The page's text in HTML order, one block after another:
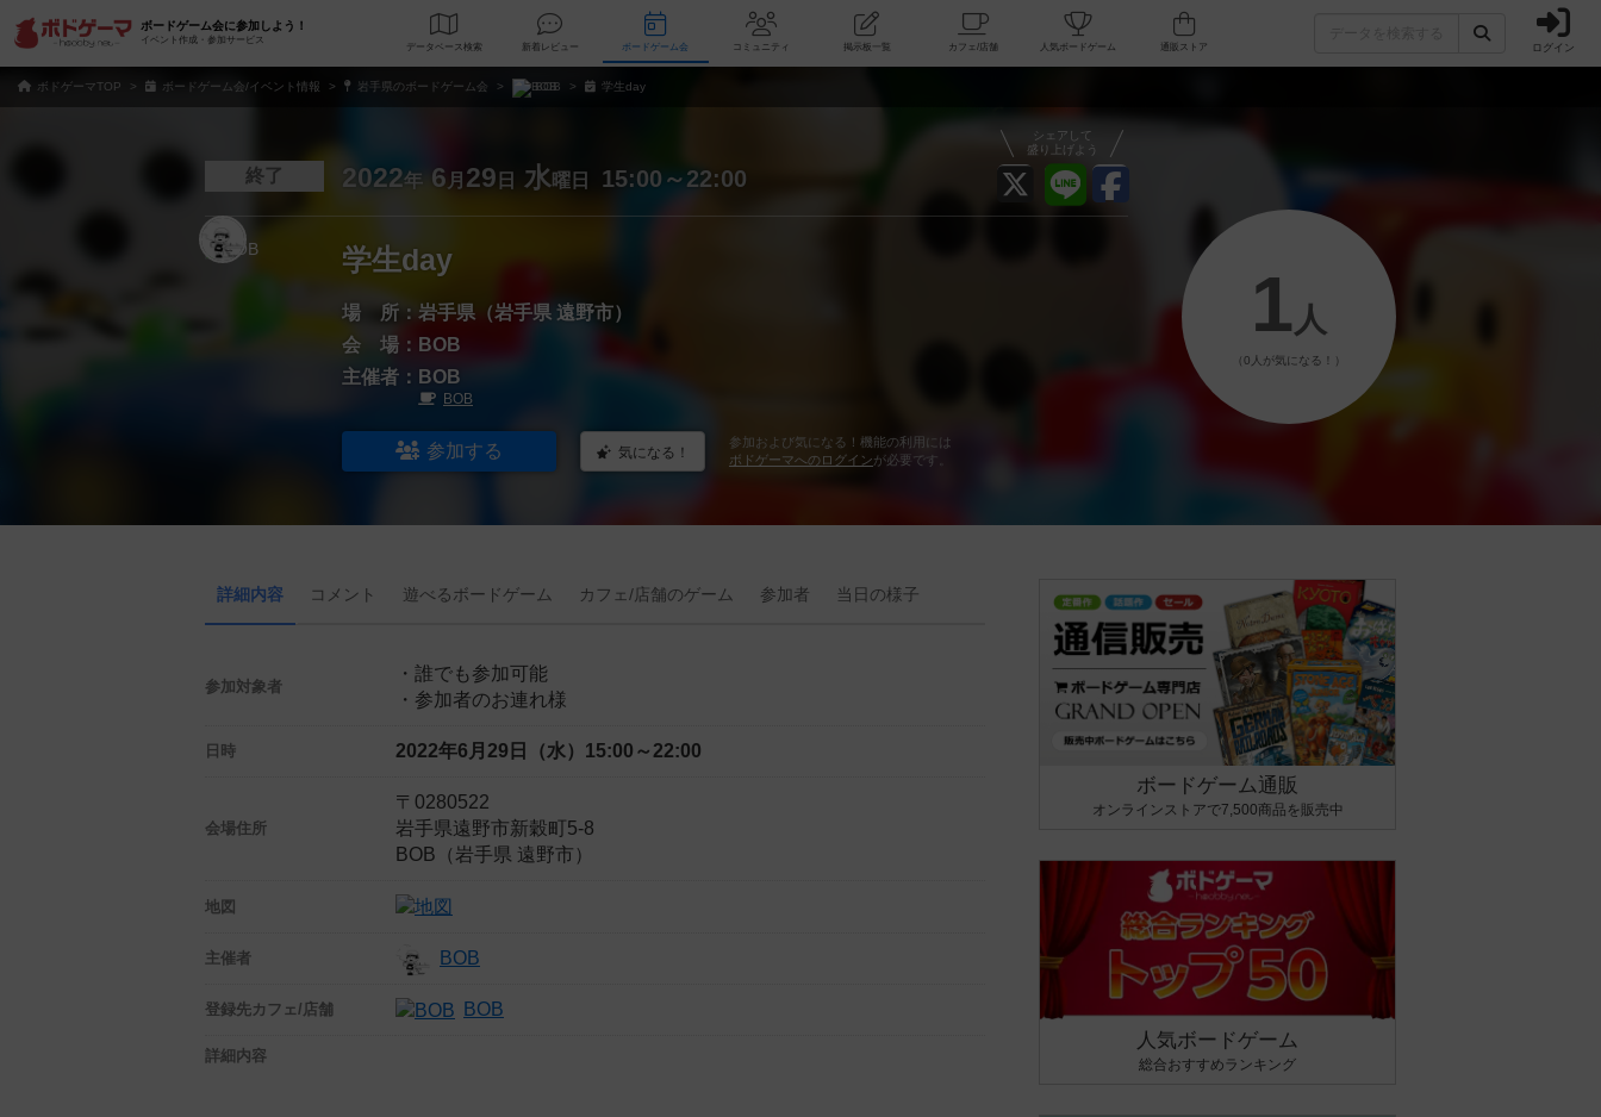
ボードゲーム会に参加しよう！
イベント作成・参加サービス
データベース 検索 新着レビュー ボードゲーム会 コミュニティ 掲示板一覧 カフェ/店舗 人気ボードゲーム ログイン
ボドゲーマTOP ボードゲーム会/イベント情報 岩手県のボードゲーム会 BOB 学生day
シェアして
盛り上げよう
終了 2022年 6 月 29 日 水曜日 15:00～22:00
学生day
場 所： 岩手県（岩手県 遠野市）
会 場： BOB
主催者： BOB
BOB
参加する 気になる！
参加および気になる！機能の利用には
ボドゲーマへのログインが必要です。
1 人
（0人が気になる！）
詳細内容 コメント 遊べるボードゲーム カフェ/店舗のゲーム 参加者 当日の様子
参加対象者
・誰でも参加可能
・参加者のお連れ様
日時 2022年6月29日（水） 15:00～22:00
会場住所
〒0280522
岩手県遠野市新穀町5-8
BOB（岩手県 遠野市）
地図
主催者 BOB
登録先カフェ/店舗 BOB
詳細内容
ボードゲーム通販
オンラインストアで7,500商品を販売中
人気ボードゲーム
総合おすすめランキング